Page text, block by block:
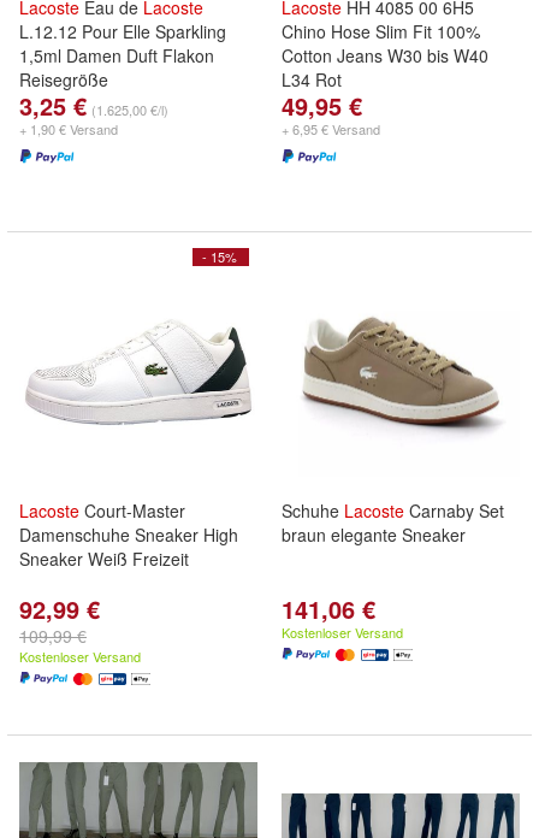
Lacoste Eau de Lacoste
L.12.12 Pour Elle Sparkling
1,5ml Damen Duft Flakon
Reisegröße
3,25 € (1.625,00 €/l)
+ 1,90 € Versand
Lacoste HH 4085 00 6H5
Chino Hose Slim Fit 100%
Cotton Jeans W30 bis W40
L34 Rot
49,95 €
+ 6,95 € Versand
- 15%
Lacoste Court-Master
Damenschuhe Sneaker High
Sneaker Weiß Freizeit
92,99 €
109,99 €
Kostenloser Versand
Schuhe Lacoste Carnaby Set
braun elegante Sneaker
141,06 €
Kostenloser Versand